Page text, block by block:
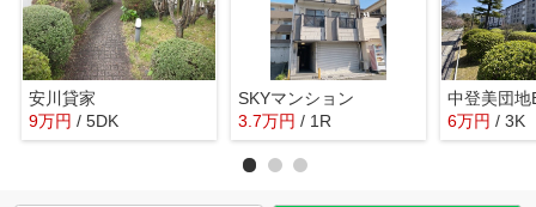
安川貸家
9万円 / 5DK
SKYマンション
3.7万円 / 1R
中登美団地
6万円 / 3K